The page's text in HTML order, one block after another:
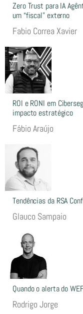
Zero Trust para IA
um “fiscal” externo
Fabio Correa Xavier
ROI e RONI em
impacto estratégico
Fábio Araújo
Tendências da RSA
Glauco Sampaio
Quando o alerta do
Rodrigo Jorge